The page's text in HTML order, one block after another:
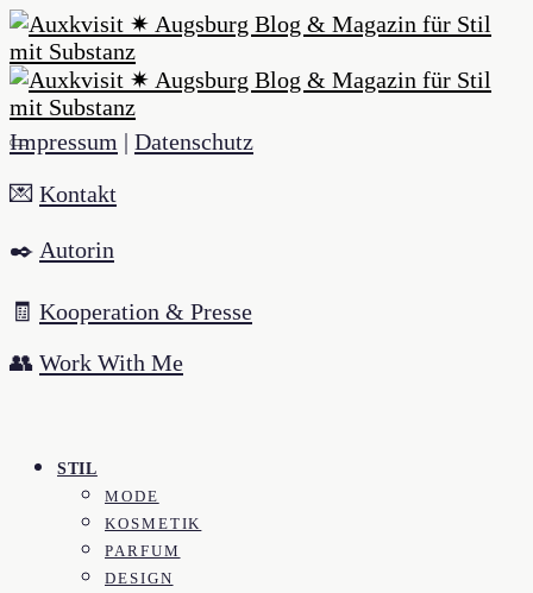
Impressum | Datenschutz
💌 Kontakt
✒️ Autorin
🧾 Kooperation & Presse
👥 Work With Me
STIL
MODE
KOSMETIK
PARFUM
DESIGN